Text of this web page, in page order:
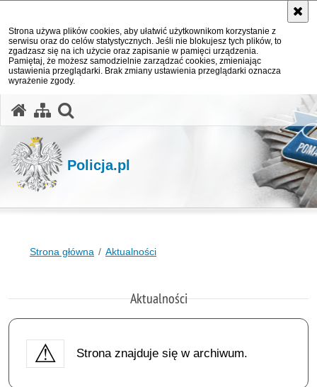
Strona używa plików cookies, aby ułatwić użytkownikom korzystanie z
serwisu oraz do celów statystycznych. Jeśli nie blokujesz tych plików, to
zgadzasz się na ich użycie oraz zapisanie w pamięci urządzenia.
Pamiętaj, że możesz samodzielnie zarządzać cookies, zmieniając
ustawienia przeglądarki. Brak zmiany ustawienia przeglądarki oznacza
wyrażenie zgody.
Policja.pl
Strona główna Aktualności
Aktualności
Strona znajduje się w archiwum.